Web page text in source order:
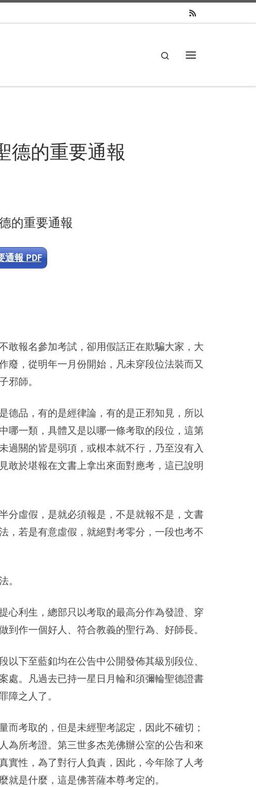
Search
德的重要通報
的重要通報
通報 PDF
敢報名參加考試，卻用假話正在欺騙大家，大
廢，從明年一月份開始，凡未穿段位法裝而又
邪師。
德品，有的是經律論，有的是正邪知見，所以
哪一類，具體又是以哪一條考取的段位，這第
過關的皆是弱項，或根本就不行，乃至沒有入
敢於堪報在文書上拿出來面對應考，這已說明
分虛假，是就必須報是，不是就報不是，文書
，若是有意虛假，就絕對考零分，一段也考不
。
心利生，總部只以考取的最高分作為發證、穿
作一個好人、符合教義的聖行為、好師長。
下至藍釦均在公告中公開發佈其級別段位、
處。凡過去已持一星日月輪和須彌輪聖德證書
障之人了。
考取的，但是未經聖考認定，因此不確切；
為所考證。第三世多杰羌佛辦公室的公告和來
實性，為了對行人負責，因此，今年除了人考
是什麼，這是佛菩薩本尊考定的。